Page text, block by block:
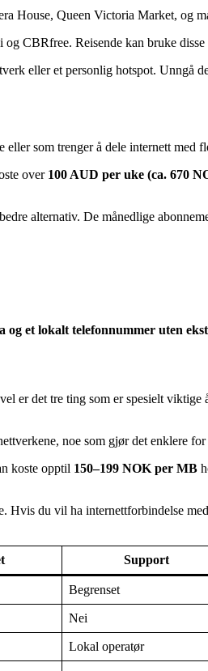
House, Queen Victoria Market, og
CBRfree. Reisende kan bruke disse
eller et personlig hotspot. Unngå
som trenger å dele internett med
over 100 AUD per uke (ca. 670
alternativ. De månedlige
og et lokalt telefonnummer uten
er det tre ting som er spesielt
noe som gjør det enklere
koste opptil 150–199 NOK per MB
Hvis du vil ha internettforbindelse
Support
Begrenset
Nei
Lokal operatør